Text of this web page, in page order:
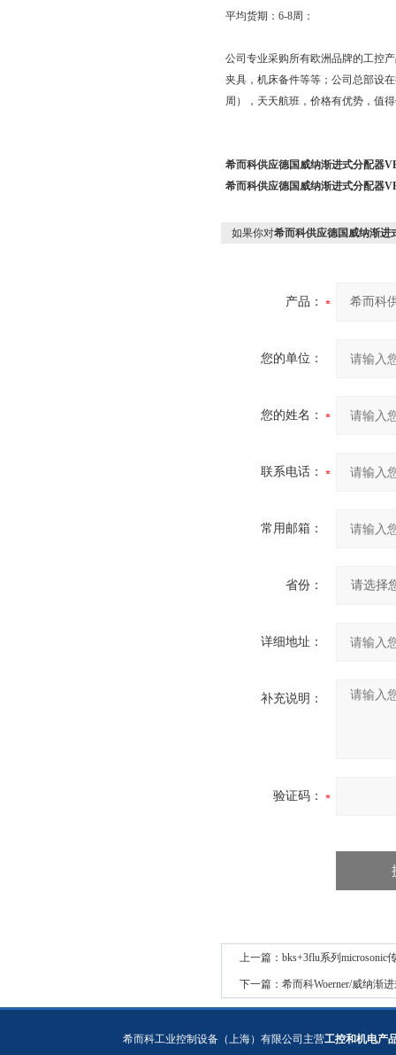
平均货期： 6-8周：
公司专业采购所有欧洲品牌的工控
夹具，机床备件等等；公司总部设
周），天天航班，价格有优势，值
希而科供应德国威纳渐进式分配器
希而科供应德国威纳渐进式分配器
如果你对希而科供应德国威纳渐进
产品：
您的单位：
您的姓名：
联系电话：
常用邮箱：
省份：
详细地址：
补充说明：
验证码：
上一篇： bks+3flu系列microsonic
下一篇： 希而科Woerner/威纳渐
希而科工业控制设备（上海）有限公司主营工控和机电产